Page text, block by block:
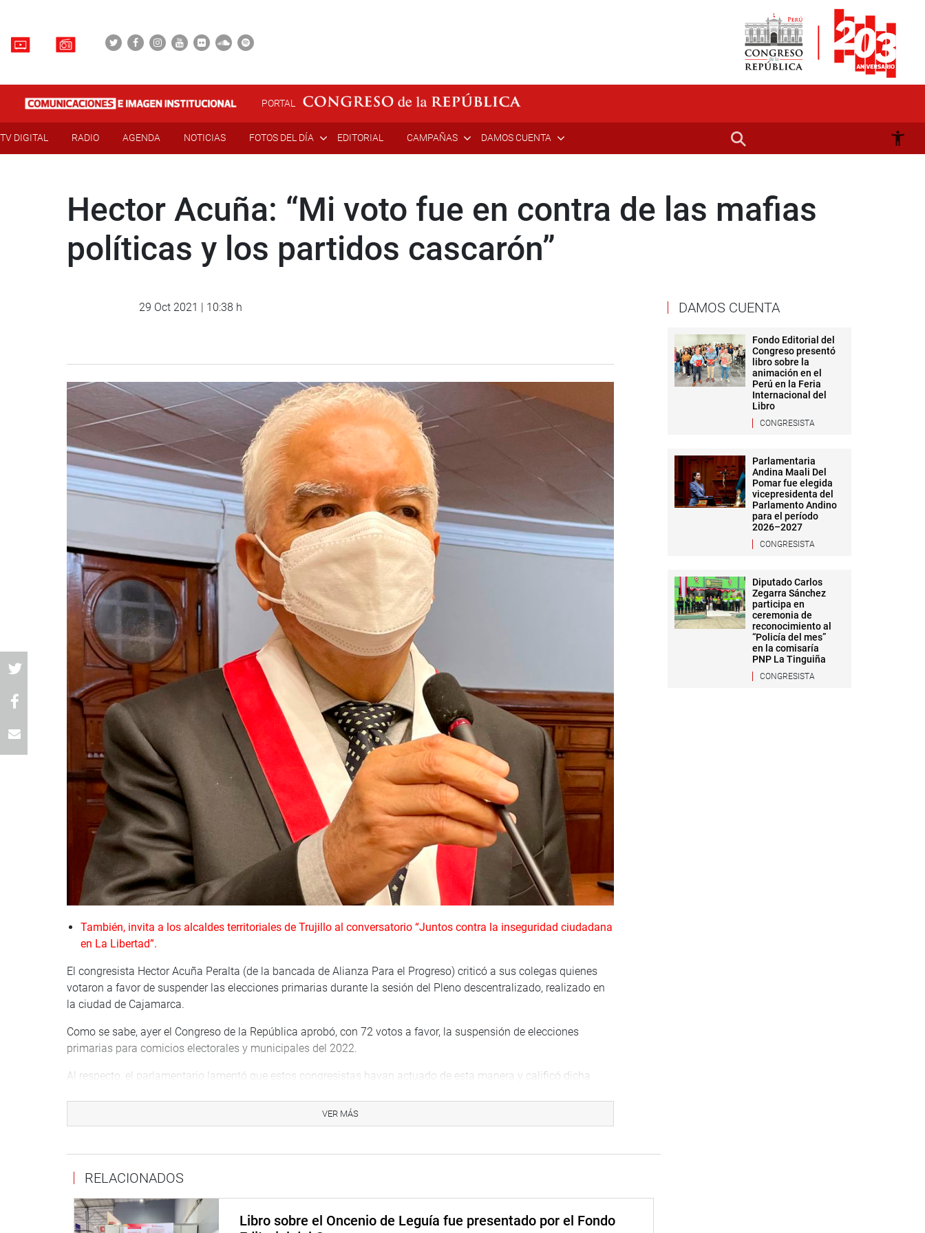
PORTAL
TV DIGITAL RADIO AGENDA NOTICIAS FOTOS DEL DÍA EDITORIAL CAMPAÑAS DAMOS CUENTA
Hector Acuña: “Mi voto fue en contra de las mafias
políticas y los partidos cascarón”
29 Oct 2021 | 10:38 h
También, invita a los alcaldes territoriales de Trujillo al conversatorio “Juntos contra la inseguridad ciudadana
en La Libertad”.
El congresista Hector Acuña Peralta (de la bancada de Alianza Para el Progreso) criticó a sus colegas quienes
votaron a favor de suspender las elecciones primarias durante la sesión del Pleno descentralizado, realizado en
la ciudad de Cajamarca.
Como se sabe, ayer el Congreso de la República aprobó, con 72 votos a favor, la suspensión de elecciones
primarias para comicios electorales y municipales del 2022.
Al respecto, el parlamentario lamentó que estos congresistas hayan actuado de esta manera y calificó dicha
“Por ahora, perdimos la batalla, pero no la guerra en defensa de la democracia. Sin embargo, ya sabemos
sentenció el parlamentario.
Busca que Consejo de Ministros descentralizado sea en La Libertad
Por otro lado, el congresista Acuña Peralta informó que mañana sábado 30 desde las 4:00 p. m. se estará
realizando el conversatorio “Juntos contra la inseguridad ciudadana en La Libertad”, en la Cámara de Comercio
VER MÁS
RELACIONADOS
Libro sobre el Oncenio de Leguía fue presentado por el Fondo
DAMOS CUENTA
Fondo Editorial del
Congreso presentó
libro sobre la
animación en el
Perú en la Feria
Internacional del
Libro
CONGRESISTA
Parlamentaria
Andina Maali Del
Pomar fue elegida
vicepresidenta del
Parlamento Andino
para el período
2026–2027
CONGRESISTA
Diputado Carlos
Zegarra Sánchez
participa en
ceremonia de
reconocimiento al
“Policía del mes”
en la comisaría
PNP La Tinguiña
CONGRESISTA